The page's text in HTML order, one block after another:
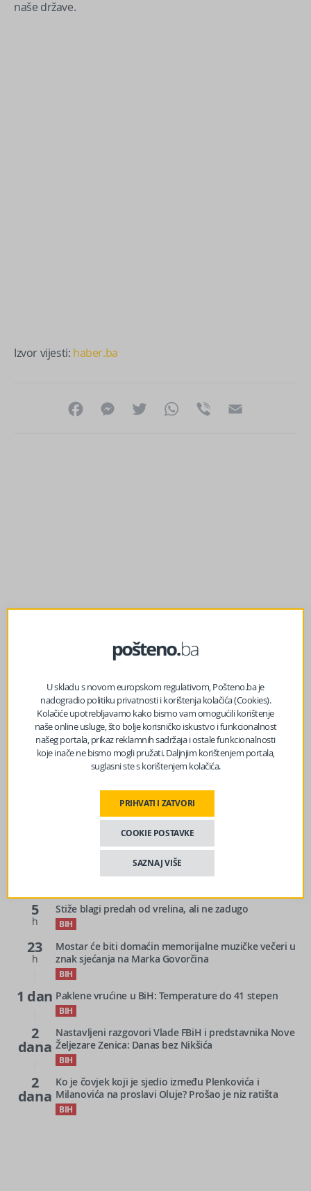
naše države.
Izvor vijesti: haber.ba
FacebookMessenger
Twitter WhatsApp
Viber
Dojava bombe na proslavi Dana državnosti BiH u Banjoj
Luci, SDP odbio prekinuti skup
sljedeći članak
“Je li je ovo tročlano Predsjedništvo RS?”
5
h
Stiže blagi predah od vrelina, ali ne zadugo
BIH
23
h
Mostar će biti domaćin memorijalne muzičke večeri u
znak sjećanja na Marka Govorčina
BIH
1 dan Paklene vrućine u BiH: Temperature do 41 stepen
BIH
2
dana
Nastavljeni razgovori Vlade FBiH i predstavnika Nove
Željezare Zenica: Danas bez Nikšića
BIH
2
dana
Ko je čovjek koji je sjedio između Plenkovića i
Milanovića na proslavi Oluje? Prošao je niz ratišta
BIH
U skladu s novom europskom regulativom, Pošteno.ba je
nadogradio politiku privatnosti i korištenja kolačića (Cookies).
Kolačiće upotrebljavamo kako bismo vam omogućili korištenje
naše online usluge, što bolje korisničko iskustvo i funkcionalnost
našeg portala, prikaz reklamnih sadržaja i ostale funkcionalnosti
koje inače ne bismo mogli pružati. Daljnjim korištenjem portala,
suglasni ste s korištenjem kolačića.
PRIHVATI I ZATVORI
COOKIE POSTAVKE
SAZNAJ VIŠE